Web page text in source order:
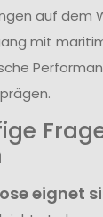
auf dem
mit
eignet